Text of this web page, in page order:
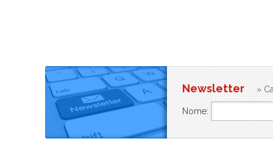
Newsletter »
Nome: